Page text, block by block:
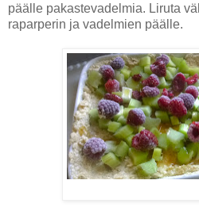
päälle pakastevadelmia. Liruta
raparperin ja vadelmien päälle.